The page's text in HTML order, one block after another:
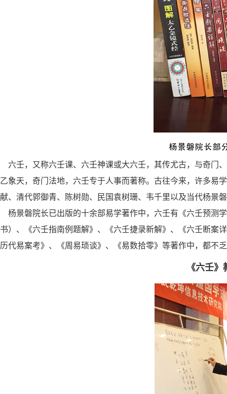
六壬，又称六壬课、六壬神课或大六壬，其传尤古，与奇门、
乙象天，奇门法地，六壬专于人事而著称。古往今来，许多易
献、清代郭御青、陈树勋、民国袁树珊、韦千里以及当代杨景
杨景磐院长已出版的十余部易学著作中，六壬有《六壬预测
书）、《六壬指南例题解》、《六壬捷录新解》、《六壬断案
历代易案考》、《周易琐谈》、《易数拾零》等著作中，都不
《六壬